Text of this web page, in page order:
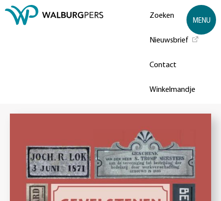
Zoeken
Nieuwsbrief
Contact
Winkelmandje
MENU